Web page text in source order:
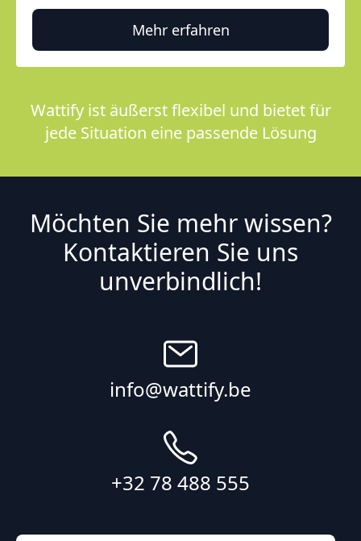
Mehr erfahren
Wattify ist äußerst flexibel und bietet für
jede Situation eine passende Lösung
Möchten Sie mehr wissen?
Kontaktieren Sie uns
unverbindlich!
info@wattify.be
+32 78 488 555